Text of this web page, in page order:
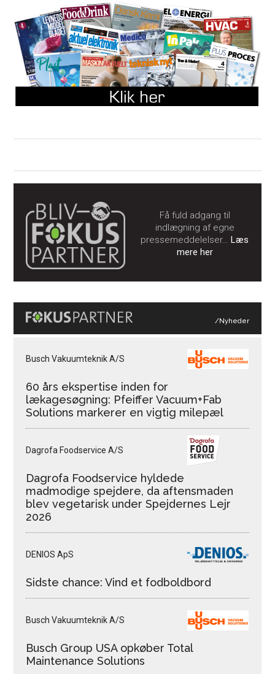
Få fuld adgang til
indlægning af egne
pressemeddelelser…Læs
mere her
/Nyheder
Busch Vakuumteknik A/S
60 års ekspertise inden for
lækagesøgning: Pfeiffer Vacuum+Fab
Solutions markerer en vigtig milepæl
Dagrofa Foodservice A/S
Dagrofa Foodservice hyldede
madmodige spejdere, da aftensmaden
blev vegetarisk under Spejdernes Lejr
2026
DENIOS ApS
Sidste chance: Vind et fodboldbord
Busch Vakuumteknik A/S
Busch Group USA opkøber Total
Maintenance Solutions